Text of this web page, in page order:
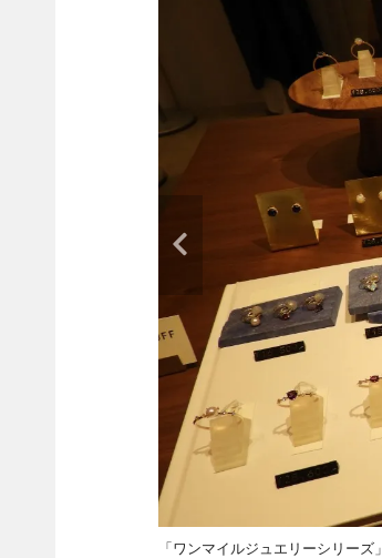
「ワンマイルジュエリーシリーズ」